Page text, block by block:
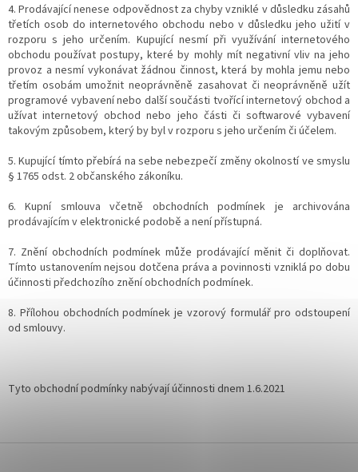
4. Prodávající nenese odpovědnost za chyby vzniklé v důsledku zásahů
třetích osob do internetového obchodu nebo v důsledku jeho užití v
rozporu s jeho určením. Kupující nesmí při využívání internetového
obchodu používat postupy, které by mohly mít negativní vliv na jeho
provoz a nesmí vykonávat žádnou činnost, která by mohla jemu nebo
třetím osobám umožnit neoprávněně zasahovat či neoprávněně užít
programové vybavení nebo další součásti tvořící internetový obchod a
užívat internetový obchod nebo jeho části či softwarové vybavení
takovým způsobem, který by byl v rozporu s jeho určením či účelem.
5. Kupující tímto přebírá na sebe nebezpečí změny okolností ve smyslu
§ 1765 odst. 2 občanského zákoníku.
6. Kupní smlouva včetně obchodních podmínek je archivována
prodávajícím v elektronické podobě a není přístupná.
7. Znění obchodních podmínek může prodávající měnit či doplňovat.
Tímto ustanovením nejsou dotčena práva a povinnosti vzniklá po dobu
účinnosti předchozího znění obchodních podmínek.
8. Přílohou obchodních podmínek je vzorový formulář pro odstoupení
od smlouvy.
Tyto obchodní podmínky nabývají účinnosti dnem 1.6.2021